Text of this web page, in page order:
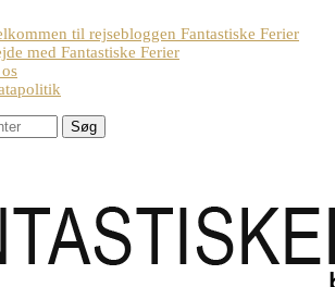
til rejsebloggen Fantastiske Ferier
med Fantastiske Ferier
Søg